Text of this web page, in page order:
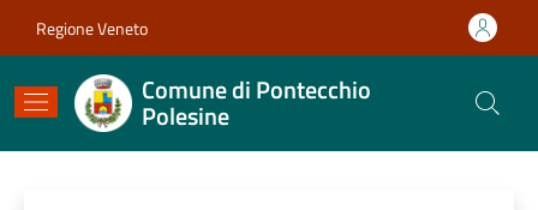
Regione Veneto
Comune di Pontecchio
Polesine